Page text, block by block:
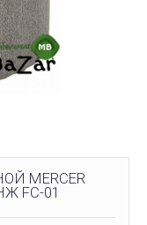
MERCER
FC-01